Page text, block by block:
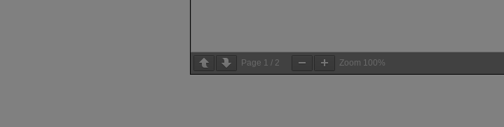
Page 1 / 2 Zoom 100%